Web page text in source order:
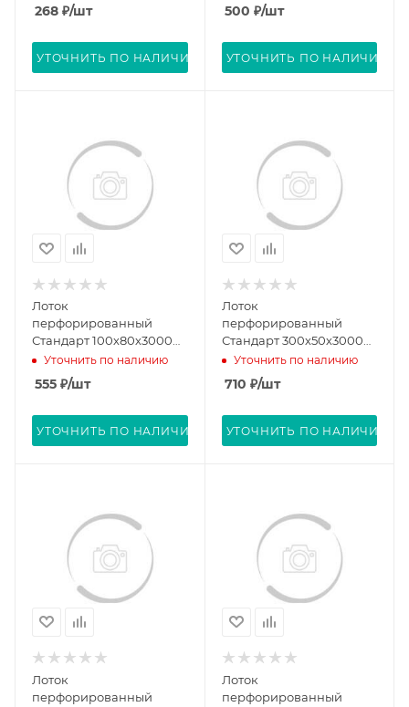
268 ₽/шт
УТОЧНИТЬ ПО НАЛИЧИЮ
500 ₽/шт
УТОЧНИТЬ ПО НАЛИЧИЮ
Лоток
перфорированный
Стандарт 100х80х3000
(0,7 мм) (6 м/уп)
Промрукав PR16.0003
Уточнить по наличию
555 ₽/шт
УТОЧНИТЬ ПО НАЛИЧИЮ
Лоток
перфорированный
Стандарт 300х50х3000
(0,8 мм) (12 м/уп)
Промрукав PR16.0011
Уточнить по наличию
710 ₽/шт
УТОЧНИТЬ ПО НАЛИЧИЮ
Лоток
перфорированный
Лоток
перфорированный